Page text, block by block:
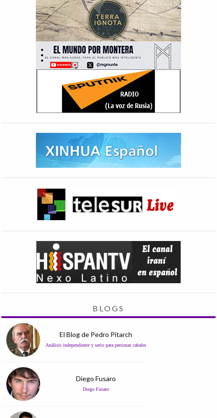
BLOGS
El Blog de Pedro Pitarch
Análisis independiente y serio para personas cabales
Diego Fusaro
Diego Fusaro